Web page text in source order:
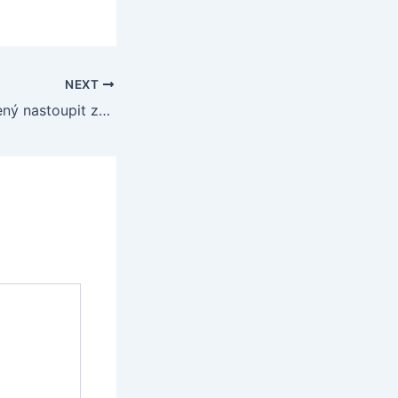
NEXT
Heinze je připravený nastoupit za rezervu